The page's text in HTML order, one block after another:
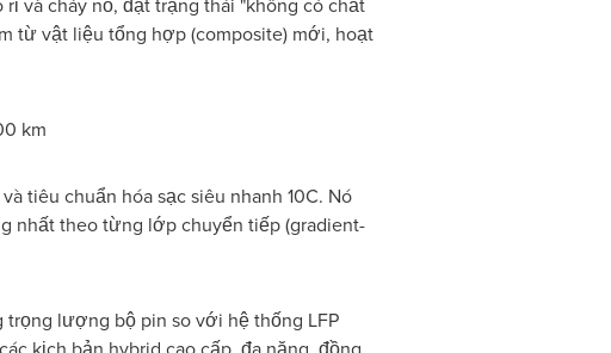
từ vật liệu tổng hợp (composite) mới, hoạt
km
tiêu chuẩn hóa sạc siêu nhanh 10C. Nó
nhất theo từng lớp chuyển tiếp (gradient-
lượng bộ pin so với hệ thống LFP